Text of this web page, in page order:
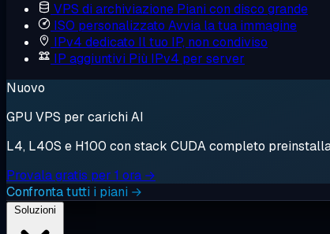
VPS di archiviazione Piani con disco grande
ISO personalizzato Avvia la tua immagine
IPv4 dedicato Il tuo IP, non condiviso
IP aggiuntivi Più IPv4 per server
Nuovo
GPU VPS per carichi AI
L4, L40S e H100 con stack CUDA completo
Provala gratis per 1 ora →
Confronta tutti i piani →